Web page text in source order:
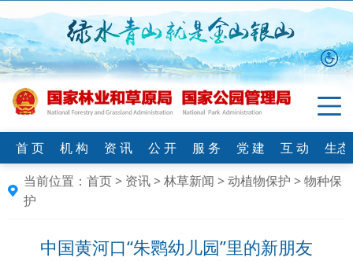
首 页 机 构 资 讯 公 开 服 务 党 建 互 动
生
当前位置： 首页> 资讯>林草新闻 >动植物保护 >物种保
护
中国黄河口“朱鹮幼儿园”里的新朋友